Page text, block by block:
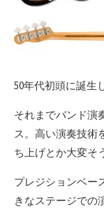
50年代初頭に誕生
それまでバンド演
ス。高い演奏技術
ち上げとか大変そ
プレジションベー
きなステージでの